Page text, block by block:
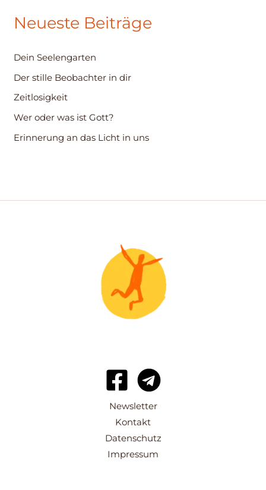
e
n
a
c
h
:
Neueste Beiträge
Dein Seelengarten
Der stille Beobachter in dir
Zeitlosigkeit
Wer oder was ist Gott?
Erinnerung an das Licht in uns
Newsletter
Kontakt
Datenschutz
Impressum